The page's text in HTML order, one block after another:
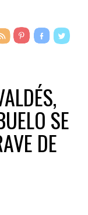
SE
DE